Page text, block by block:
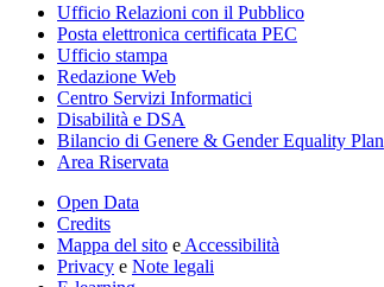
Ufficio Relazioni con il Pubblico
Posta elettronica certificata PEC
Ufficio stampa
Redazione Web
Centro Servizi Informatici
Disabilità e DSA
Bilancio di Genere & Gender Equality Plan
Area Riservata
Open Data
Credits
Mappa del sito e Accessibilità
Privacy e Note legali